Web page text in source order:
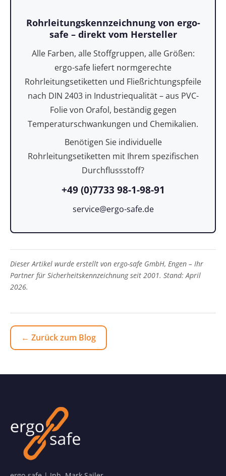
Rohrleitungskennzeichnung von ergo-
safe – direkt vom Hersteller
Alle Farben, alle Stoffgruppen, alle Größen:
ergo-safe liefert normgerechte
Rohrleitungsetiketten und Fließrichtungspfeile
nach DIN 2403 in Industriequalität – aus PVC-
Folie von Orafol, beständig gegen
Temperaturschwankungen und Chemikalien.
Benötigen Sie individuelle
Rohrleitungsetiketten mit Ihrem spezifischen
Durchflussstoff?
+49 (0)7733 98-1-98-91
service@ergo-safe.de
Dieser Artikel wurde erstellt von ergo-safe GmbH, Engen – Ihr
Partner für Sicherheitskennzeichnung seit 2001. Stand: April
2026.
← Zurück zum Blog